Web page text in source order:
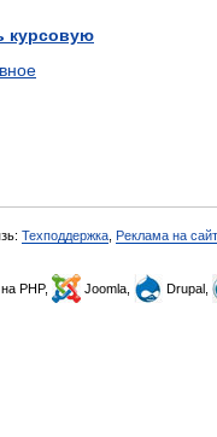
курсовую
Техподдержка Реклама на
PHP, Joomla, Drupal,